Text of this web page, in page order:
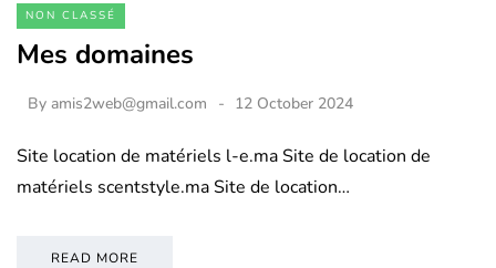
NON CLASSÉ
Mes domaines
By amis2web@gmail.com 12 October 2024
Site location de matériels l-e.ma Site de location de
matériels scentstyle.ma Site de location…
READ MORE